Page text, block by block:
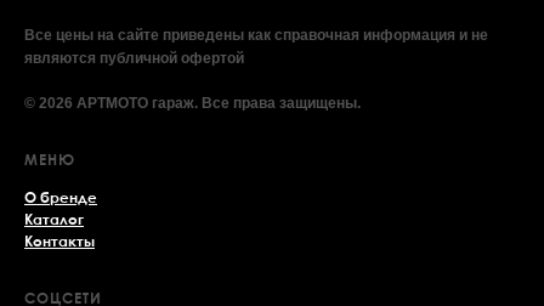
Все цены на сайте приведены как справочная информация и не
являются публичной офертой
© 2026 АРТМОТО гараж. Все права защищены.
МЕНЮ
О бренде
Каталог
Контакты
СОЦСЕТИ